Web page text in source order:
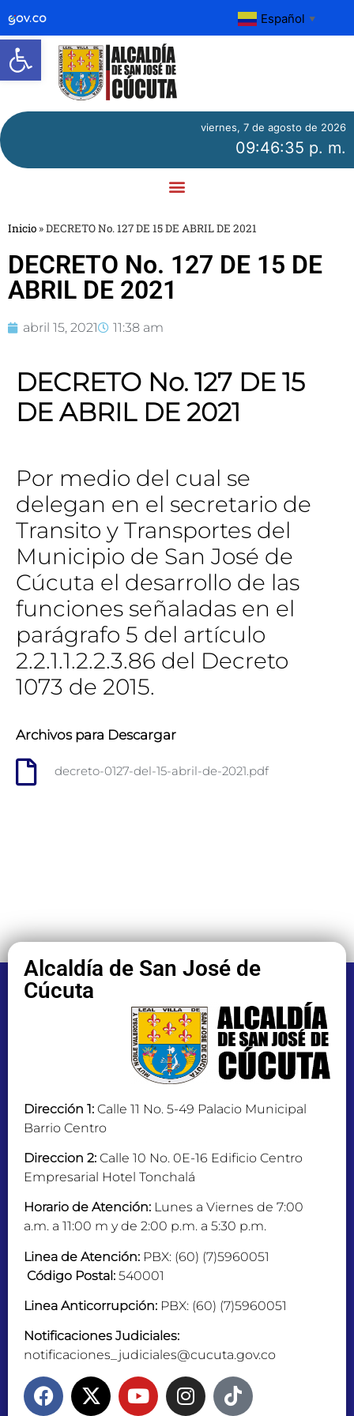
Abrir barra de herramientas
Español ▼
viernes, 7 de agosto de 2026
09:46:35 p. m.
Inicio »DECRETO No. 127 DE 15 DE ABRIL DE 2021
DECRETO No. 127 DE 15 DE
ABRIL DE 2021
abril 15, 2021 11:38 am
DECRETO No. 127 DE 15
DE ABRIL DE 2021
Por medio del cual se
delegan en el secretario de
Transito y Transportes del
Municipio de San José de
Cúcuta el desarrollo de las
funciones señaladas en el
parágrafo 5 del artículo
2.2.1.1.2.2.3.86 del Decreto
1073 de 2015.
Archivos para Descargar
decreto-0127-del-15-abril-de-2021.pdf
Alcaldía de San José de
Cúcuta
Dirección 1: Calle 11 No. 5-49 Palacio Municipal
Barrio Centro
Direccion 2: Calle 10 No. 0E-16 Edificio Centro
Empresarial Hotel Tonchalá
Horario de Atención: Lunes a Viernes de 7:00
a.m. a 11:00 m y de 2:00 p.m. a 5:30 p.m.
Linea de Atención: PBX: (60) (7)5960051
Código Postal: 540001
Linea Anticorrupción: PBX: (60) (7)5960051
Notificaciones Judiciales:
notificaciones_judiciales@cucuta.gov.co